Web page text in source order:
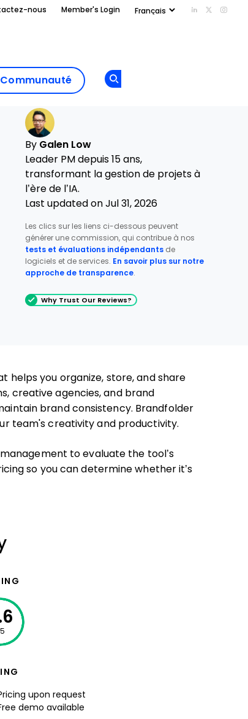
nous Member's Login Add us on
Follow
By Galen Low
Leader PM depuis 15 ans,
transformant la gestion de projets à
l’ère de l’IA.
Last updated on Jul 31, 2026
Les clics sur les liens ci-dessous peuvent
générer une commission, qui contribue à nos
tests et évaluations indépendants de
logiciels et de services. En savoir plus sur notre
approche de transparence.
Why Trust Our Reviews?
helps you organize, store, and share
creative agencies, and brand
brand consistency. Brandfolder
team's creativity and productivity.
to evaluate the tool’s
so you can determine whether it’s
upon request
demo available